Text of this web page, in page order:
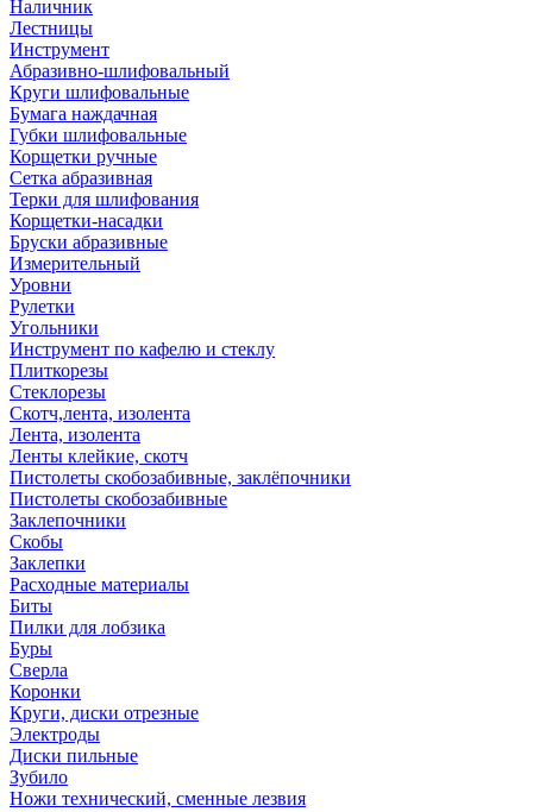
Наличник
Лестницы
Инструмент
Абразивно-шлифовальный
Круги шлифовальные
Бумага наждачная
Губки шлифовальные
Корщетки ручные
Сетка абразивная
Терки для шлифования
Корщетки-насадки
Бруски абразивные
Измерительный
Уровни
Рулетки
Угольники
Инструмент по кафелю и стеклу
Плиткорезы
Стеклорезы
Скотч,лента, изолента
Лента, изолента
Ленты клейкие, скотч
Пистолеты скобозабивные, заклёпочники
Пистолеты скобозабивные
Заклепочники
Скобы
Заклепки
Расходные материалы
Биты
Пилки для лобзика
Буры
Сверла
Коронки
Круги, диски отрезные
Электроды
Диски пильные
Зубило
Ножи технический, сменные лезвия